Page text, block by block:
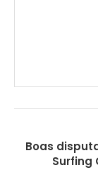
Boas
Surfing